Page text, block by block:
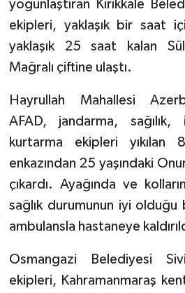
yoğunlaştıran Kırıkkale
ekipleri, yaklaşık bir saat
yaklaşık 25 saat kalan
Mağralı çiftine ulaştı.
Hayrullah Mahallesi
AFAD, jandarma,
kurtarma ekipleri yıkılan
enkazından 25 yaşındaki
çıkardı. Ayağında ve
sağlık durumunun iyi
ambulansla hastaneye
Osmangazi Belediyesi
ekipleri, Kahramanmaraş